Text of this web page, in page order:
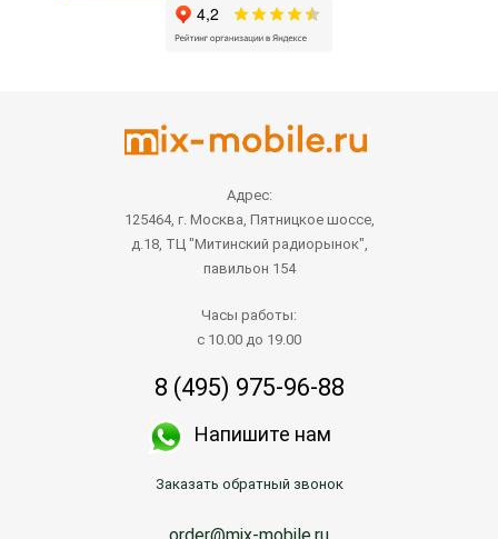
Адрес:
125464, г. Москва, Пятницкое шоссе,
д.18, ТЦ "Митинский радиорынок",
павильон 154
Часы работы:
с 10.00 до 19.00
8 (495) 975-96-88
Напишите нам
Заказать обратный звонок